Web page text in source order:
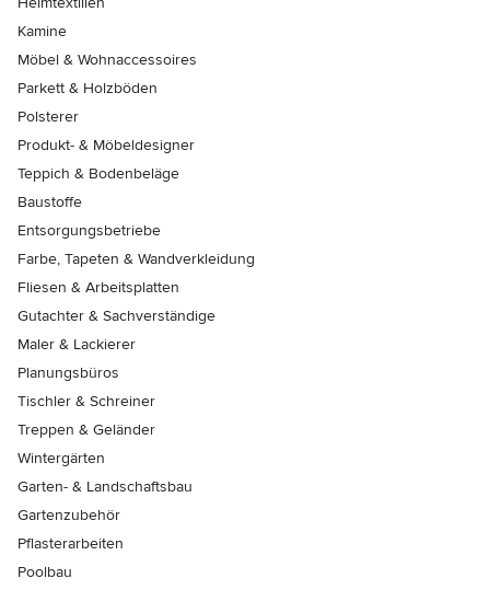
Kamine
Möbel & Wohnaccessoires
Parkett & Holzböden
Polsterer
Produkt- & Möbeldesigner
Teppich & Bodenbeläge
Baustoffe
Entsorgungsbetriebe
Farbe, Tapeten & Wandverkleidung
Fliesen & Arbeitsplatten
Gutachter & Sachverständige
Maler & Lackierer
Planungsbüros
Tischler & Schreiner
Treppen & Geländer
Wintergärten
Garten- & Landschaftsbau
Gartenzubehör
Pflasterarbeiten
Poolbau